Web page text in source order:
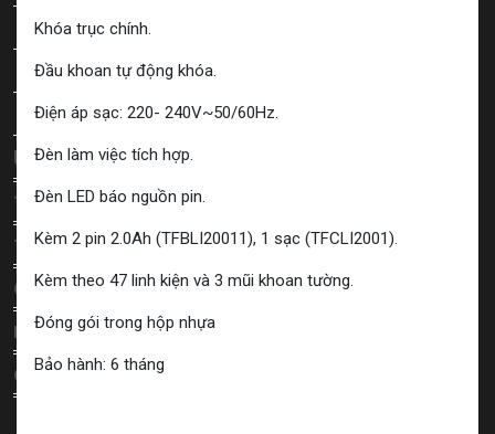
Lưỡi cưa Kingblue
Lưỡi cưa Senka
Lưỡi cưa DCA
Mũi khoan
Bộ mũi khoan
Mũi khoan bậc
Mũi khoan tháp
Mũi khoan kính
Mũi khoan gỗ
Gửi ý tưởng và góp ý
Trả góp qua thẻ tín dụng
Trả góp không cần thẻ Fundiin
Chính sách vận chuyển
Hướng dẫn thanh toán
Giới hạn hỗ trợ khách hàng
Khóa trục chính.
Đầu khoan tự động khóa.
Điện áp sạc: 220- 240V~50/60Hz.
Đèn làm việc tích hợp.
Đèn LED báo nguồn pin.
Kèm 2 pin 2.0Ah (TFBLI20011), 1 sạc (TFCLI2001).
Kèm theo 47 linh kiện và 3 mũi khoan tường.
Đóng gói trong hộp nhựa
Bảo hành: 6 tháng